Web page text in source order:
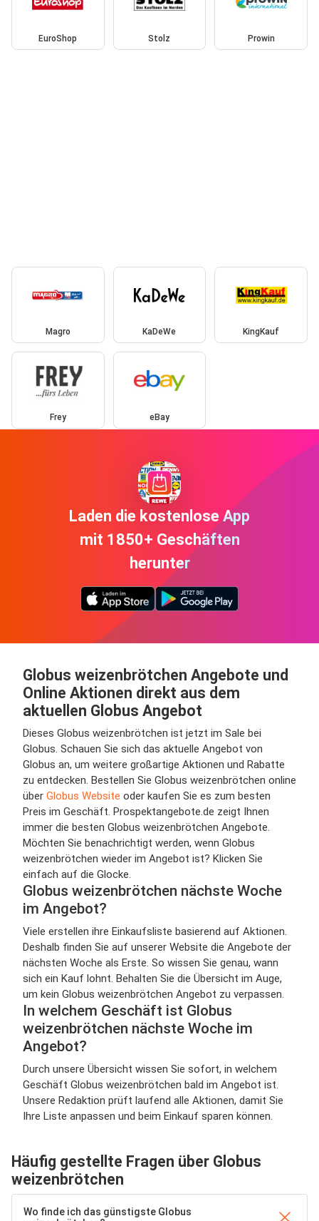
EuroShop Stolz Prowin
Magro KaDeWe KingKauf
Frey eBay
Laden die kostenlose App
mit 1850+ Geschäften
herunter
Globus weizenbrötchen Angebote und
Online Aktionen direkt aus dem
aktuellen Globus Angebot
Dieses Globus weizenbrötchen ist jetzt im Sale bei
Globus. Schauen Sie sich das aktuelle Angebot von
Globus an, um weitere großartige Aktionen und Rabatte
zu entdecken. Bestellen Sie Globus weizenbrötchen online
über Globus Website oder kaufen Sie es zum besten
Preis im Geschäft. Prospektangebote.de zeigt Ihnen
immer die besten Globus weizenbrötchen Angebote.
Möchten Sie benachrichtigt werden, wenn Globus
weizenbrötchen wieder im Angebot ist? Klicken Sie
einfach auf die Glocke.
Globus weizenbrötchen nächste Woche
im Angebot?
Viele erstellen ihre Einkaufsliste basierend auf Aktionen.
Deshalb finden Sie auf unserer Website die Angebote der
nächsten Woche als Erste. So wissen Sie genau, wann
sich ein Kauf lohnt. Behalten Sie die Übersicht im Auge,
um kein Globus weizenbrötchen Angebot zu verpassen.
In welchem Geschäft ist Globus
weizenbrötchen nächste Woche im
Angebot?
Durch unsere Übersicht wissen Sie sofort, in welchem
Geschäft Globus weizenbrötchen bald im Angebot ist.
Unsere Redaktion prüft laufend alle Aktionen, damit Sie
Ihre Liste anpassen und beim Einkauf sparen können.
Häufig gestellte Fragen über Globus
weizenbrötchen
Wo finde ich das günstigste Globus